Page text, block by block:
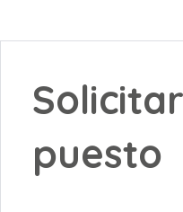
puesto